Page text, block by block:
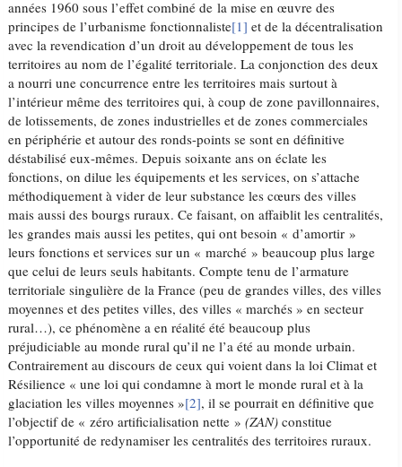
années 1960 sous l’effet combiné de la mise en œuvre des
principes de l’urbanisme fonctionnaliste[1] et de la décentralisation
avec la revendication d’un droit au développement de tous les
territoires au nom de l’égalité territoriale. La conjonction des deux
a nourri une concurrence entre les territoires mais surtout à
l’intérieur même des territoires qui, à coup de zone pavillonnaires,
de lotissements, de zones industrielles et de zones commerciales
en périphérie et autour des ronds-points se sont en définitive
déstabilisé eux-mêmes. Depuis soixante ans on éclate les
fonctions, on dilue les équipements et les services, on s’attache
méthodiquement à vider de leur substance les cœurs des villes
mais aussi des bourgs ruraux. Ce faisant, on affaiblit les centralités,
les grandes mais aussi les petites, qui ont besoin « d’amortir »
leurs fonctions et services sur un « marché » beaucoup plus large
que celui de leurs seuls habitants. Compte tenu de l’armature
territoriale singulière de la France (peu de grandes villes, des villes
moyennes et des petites villes, des villes « marchés » en secteur
rural…), ce phénomène a en réalité été beaucoup plus
préjudiciable au monde rural qu’il ne l’a été au monde urbain.
Contrairement au discours de ceux qui voient dans la loi Climat et
Résilience « une loi qui condamne à mort le monde rural et à la
glaciation les villes moyennes »[2], il se pourrait en définitive que
l’objectif de « zéro artificialisation nette »(ZAN)constitue
l’opportunité de redynamiser les centralités des territoires ruraux.